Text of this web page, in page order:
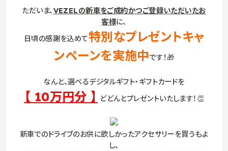
ただいま、VEZELの新車をご成約かつご登録いただいたお
客様に、
日頃の感謝を込めて特別なプレゼントキャ
ンペーンを実施中です！🎁
なんと、選べるデジタルギフト・ギフトカードを
【 10万円分 】 どどんとプレゼントいたします！👏
新車でのドライブのお供に欲しかったアクセサリーを買うもよ
し、